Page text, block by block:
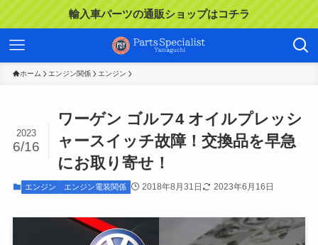
輸入車パーツの通販ショップはコチラ
ホーム エンジン関係 エンジン
ワーゲン ゴルフ4 オイルプレッシ
ャースイッチ故障！交換品を早急
にお取り寄せ！
2023
6/16
エンジン エンジン電装関係 2018年8月31日 2023年6月16日